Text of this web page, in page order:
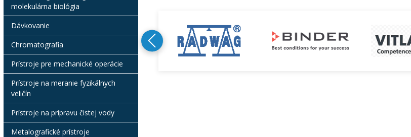
molekulárna biológia
Dávkovanie
Chromatografia
Prístroje pre mechanické operácie
Prístroje na meranie fyzikálnych
veličín
Prístroje na prípravu čistej vody
Metalografické prístroje